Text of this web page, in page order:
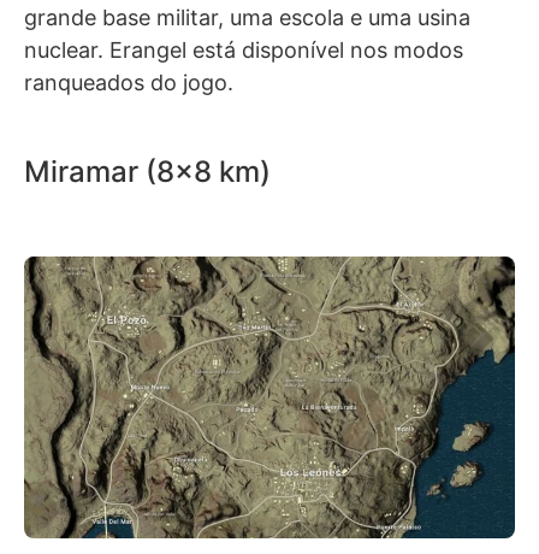
grande base militar, uma escola e uma usina
nuclear. Erangel está disponível nos modos
ranqueados do jogo.
Miramar (8×8 km)